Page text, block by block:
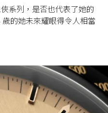
系列，是否也代表了她的
的她未來耀眼得令人相當